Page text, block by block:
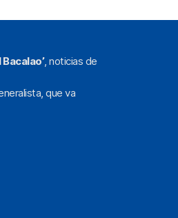
, noticias de
que va